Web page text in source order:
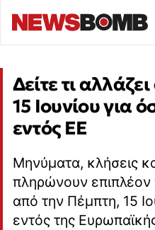
Δείτε τι
15 Ιουνίου για
εντός ΕΕ
Μηνύματα, κλήσεις
πληρώνουν
από την Πέμπτη, 15
εντός της